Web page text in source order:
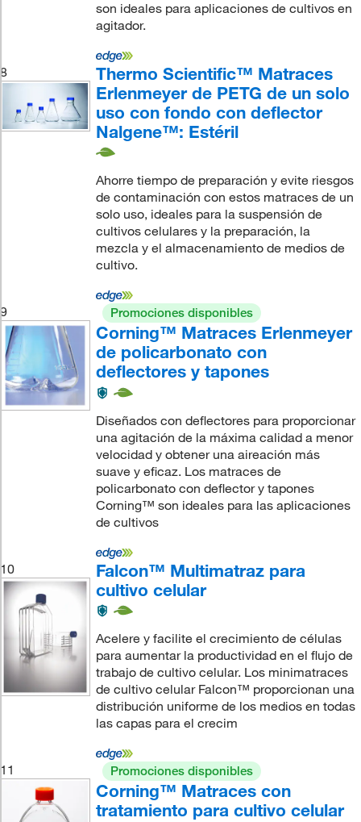
son ideales para aplicaciones de cultivos en
agitador.
8
Thermo Scientific™ Matraces
Erlenmeyer de PETG de un solo
uso con fondo con deflector
Nalgene™: Estéril
Ahorre tiempo de preparación y evite riesgos
de contaminación con estos matraces de un
solo uso, ideales para la suspensión de
cultivos celulares y la preparación, la
mezcla y el almacenamiento de medios de
cultivo.
9 Promociones disponibles
Corning™ Matraces Erlenmeyer
de policarbonato con
deflectores y tapones
Diseñados con deflectores para proporcionar
una agitación de la máxima calidad a menor
velocidad y obtener una aireación más
suave y eficaz. Los matraces de
policarbonato con deflector y tapones
Corning™ son ideales para las aplicaciones
de cultivos
10
Falcon™ Multimatraz para
cultivo celular
Acelere y facilite el crecimiento de células
para aumentar la productividad en el flujo de
trabajo de cultivo celular. Los minimatraces
de cultivo celular Falcon™ proporcionan una
distribución uniforme de los medios en todas
las capas para el crecim
11 Promociones disponibles
Corning™ Matraces con
tratamiento para cultivo celular